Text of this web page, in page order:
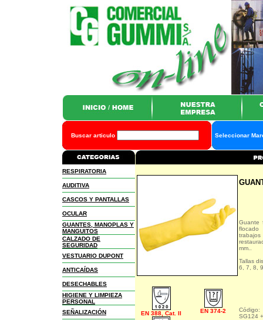
Buscar articulo Seleccionar
RESPIRATORIA
AUDITIVA
CASCOS Y PANTALLAS
OCULAR
GUANTES, MANOPLAS Y
MANGUITOS
CALZADO DE
SEGURIDAD
VESTUARIO DUPONT
ANTICAÍDAS
DESECHABLES
HIGIENE Y LIMPIEZA
PERSONAL
SEÑALIZACIÓN
EN 388, Cat. II EN 374-2
Guante
flocado
mm..
Tallas
6, 7, 8,
Código:
SG124